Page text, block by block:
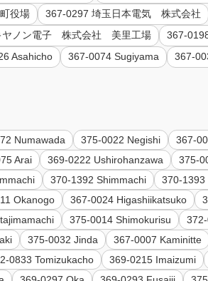
役場 367-0297 埼玉日本電気 株式会社
ヤノン電子 株式会社 美里工場
367-
Asahicho 367-0074 Sugiyama 367-
Numawada 375-0022 Negishi 367-
Arai 369-0222 Ushirohanzawa 375-
370-1392 Shimmachi 370-1393
Okanogo 367-0024 Higashiikatsuko
375-0014 Shimokurisu
375-0032 Jinda 367-0007 Kaminitte
0833 Tomizukacho 369-0215 Imaizumi